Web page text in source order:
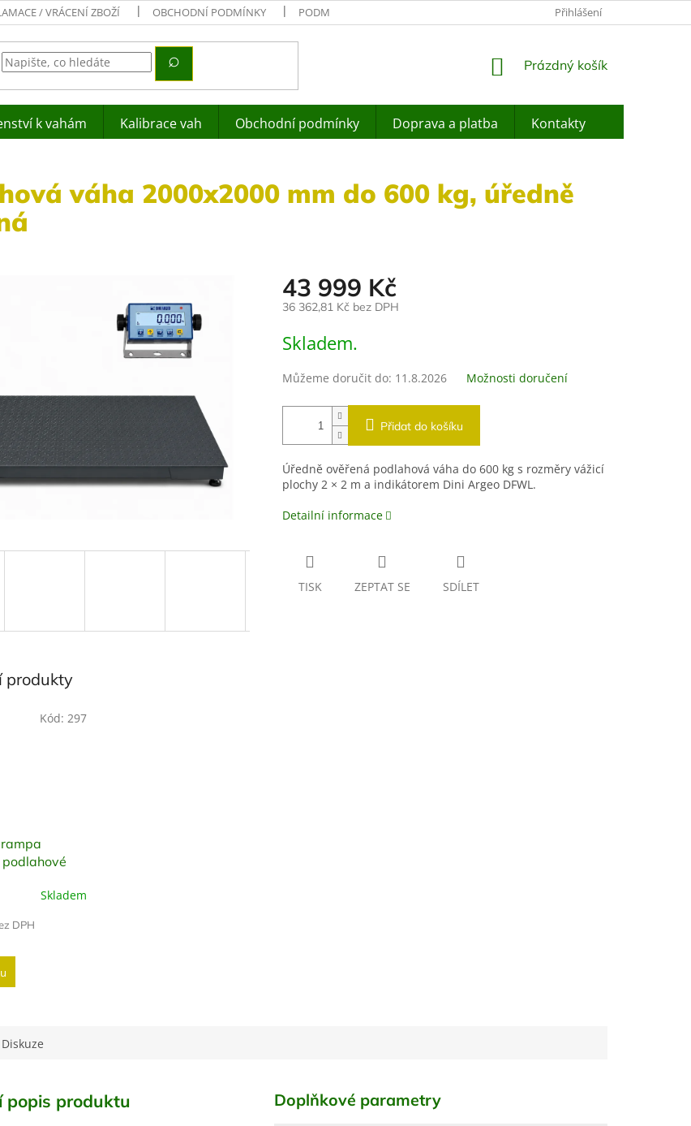
/ VRÁCENÍ ZBOŽÍ OBCHODNÍ PODMÍNKY PODMÍNKY OCHRANY OSOBNÍCH ÚDAJŮ JAK NAKUPOVAT
Přihlášení
NÁKUPNÍ
Prázdný košík
k vahám Kalibrace vah Obchodní podmínky Doprava a platba Kontakty
váha 2000x2000 mm do 600 kg, úředně
43 999 Kč
36 362,81 Kč bez DPH
cena:
Skladem.
Můžeme doručit do: 11.8.2026 Možnosti doručení
Přidat do košíku
Úředně ověřená podlahová váha do 600 kg s rozměry vážicí
plochy 2 × 2 m a indikátorem Dini Argeo DFWL.
Detailní informace
TISK ZEPTAT SE SDÍLET
produkty
Skladem
DPH
Kód: 297
Diskuze
popis produktu Doplňkové parametry